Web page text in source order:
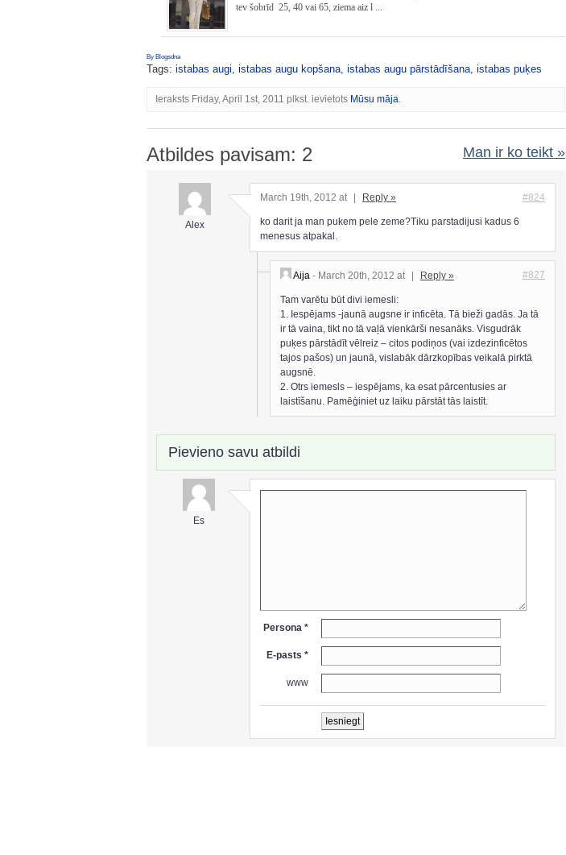
tev šobrīd 25, 40 vai 65, ziema aiz l ...
By Blogsdna
Tags: istabas augi istabas augu kopšana istabas augu pārstādīšana istabas puķes
Ieraksts Friday, April 1st, 2011 plkst. ievietots Mūsu māja.
Atbildes pavisam: 2 Man ir ko teikt »
Alex
March 19th, 2012 at Reply » #824
ko darit ja man pukem pele zeme?Tiku parstadijusi kadus 6
menesus atpakal.
Aija - March 20th, 2012 at | Reply » #827
Tam varētu būt divi iemesli:
1. Iespējams -jaunā augsne ir inficēta. Tā bieži gadās. Ja tā
ir tā vaina, tikt no tā vaļā vienkārši nesanāks. Visgudrāk
puķes pārstādīt vēlreiz – citos podiņos (vai izdezinficētos
tajos pašos) un jaunā, vislabāk dārzkopības veikalā pirktā
augsnē.
2. Otrs iemesls – iespējams, ka esat pārcentusies ar
laistīšanu. Pamēģiniet uz laiku pārstāt tās laistīt.
Pievieno savu atbildi
Es
Persona *
E-pasts *
www